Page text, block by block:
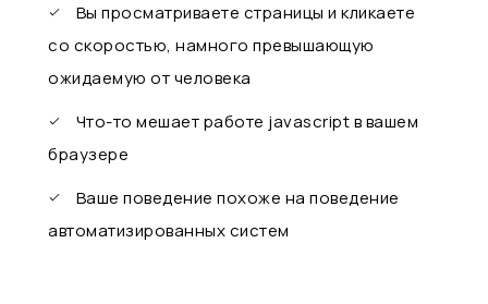
Вы просматриваете страницы и кликаете
со скоростью, намного превышающую
ожидаемую от человека
Что-то мешает работе javascript в вашем
браузере
Ваше поведение похоже на поведение
автоматизированных систем